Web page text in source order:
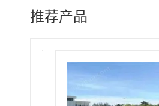
推荐产品